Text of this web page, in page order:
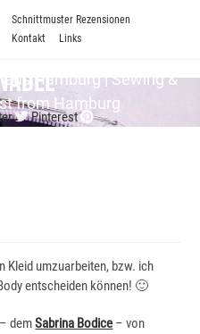
Schnittmuster Rezensionen
Kontakt Links
Hamburg | Sewing &
from Hamburg
Pinterest
Kleid umzuarbeiten, bzw. ich
entscheiden können! 🙂
– demSabrina Bodice – von